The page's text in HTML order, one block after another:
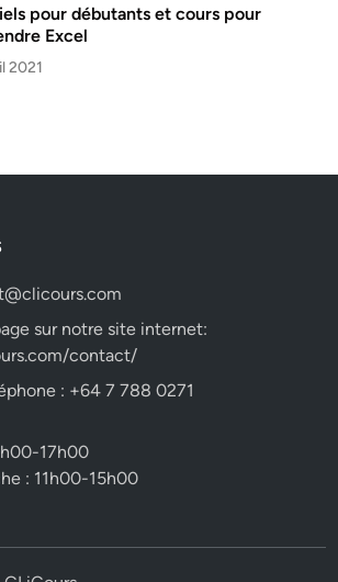
pour débutants et cours pour
Excel
2021
sur notre site internet:
contact/
: +64 7 788 0271
17h00
: 11h00-15h00